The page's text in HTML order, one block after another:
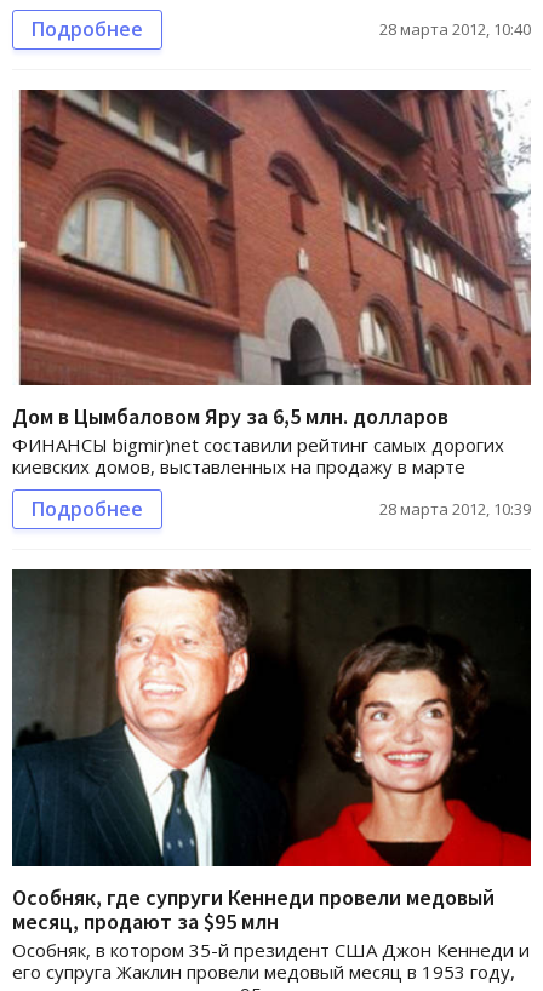
Подробнее 28 марта 2012, 10:40
Дом в Цымбаловом Яру за 6,5 млн. долларов
ФИНАНСЫ bigmir)net составили рейтинг самых дорогих
киевских домов, выставленных на продажу в марте
Подробнее 28 марта 2012, 10:39
Особняк, где супруги Кеннеди провели медовый
месяц, продают за $95 млн
Особняк, в котором 35-й президент США Джон Кеннеди и
его супруга Жаклин провели медовый месяц в 1953 году,